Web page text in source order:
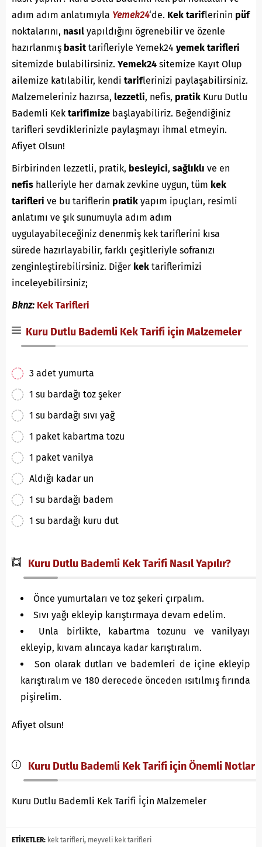
adım adım anlatımıyla Yemek24‘de. Kek tariflerinin püf
noktalarını, nasıl yapıldığını ögrenebilir ve özenle
hazırlanmış basittarifleriyle Yemek24 yemek tarifleri
sitemizde bulabilirsiniz. Yemek24 sitemize Kayıt Olup
ailemize katılabilir, kendi tariflerinizi paylaşabilirsiniz.
Malzemeleriniz hazırsa, lezzetli, nefis, pratik Kuru Dutlu
Bademli Kek tarifimize başlayabiliriz. Beğendiğiniz
tarifleri sevdiklerinizle paylaşmayı ihmal etmeyin.
Afiyet Olsun!
Birbirinden lezzetli, pratik, besleyici, sağlıklı ve en
nefis halleriyle her damak zevkine uygun, tüm kek
tarifleri ve bu tariflerin pratik yapım ipuçları, resimli
anlatımı ve şık sunumuyla adım adım
uygulayabileceğiniz denenmiş kek tariflerini kısa
sürede hazırlayabilir, farklı çeşitleriyle sofranızı
zenginleştirebilirsiniz. Diğer kek tariflerimizi
inceleyebilirsiniz;
Bknz: Kek Tarifleri
Kuru Dutlu Bademli Kek Tarifi için Malzemeler
3 adet yumurta
1 su bardağı toz şeker
1 su bardağı sıvı yağ
1 paket kabartma tozu
1 paket vanilya
Aldığı kadar un
1 su bardağı badem
1 su bardağı kuru dut
Kuru Dutlu Bademli Kek Tarifi Nasıl Yapılır?
Önce yumurtaları ve toz şekeri çırpalım.
Sıvı yağı ekleyip karıştırmaya devam edelim.
Unla birlikte, kabartma tozunu ve vanilyayı
ekleyip, kıvam alıncaya kadar karıştıralım.
Son olarak dutları ve bademleri de içine ekleyip
karıştıralım ve 180 derecede önceden ısıtılmış fırında
pişirelim.
Afiyet olsun!
Kuru Dutlu Bademli Kek Tarifi için Önemli Notlar
Kuru Dutlu Bademli Kek Tarifi İçin Malzemeler
ETİKETLER: kek tarifleri, meyveli kek tarifleri